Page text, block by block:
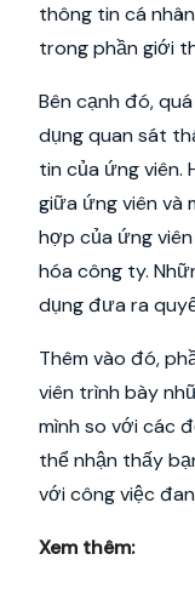
thông tin cá
trong phần giới
Bên cạnh đó,
dụng quan sát
tin của ứng
giữa ứng viên và
hợp của ứng
hóa công ty.
dụng đưa ra
Thêm vào đó,
viên trình bày
mình so với các
thể nhận thấy
với công việc
Xem thêm: